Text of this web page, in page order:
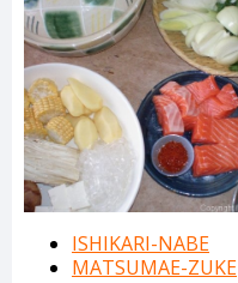
ISHIKARI-NABE
MATSUMAE-ZUKE